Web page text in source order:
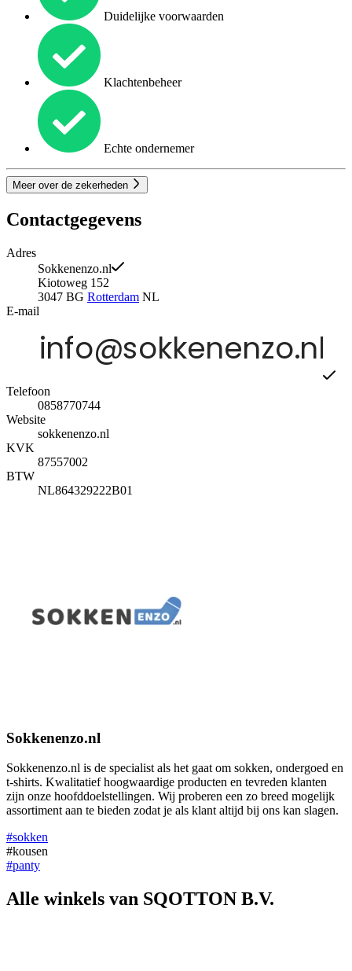
Duidelijke voorwaarden
Klachtenbeheer
Echte ondernemer
Meer over de zekerheden
Contactgegevens
Adres
Sokkenenzo.nl
Kiotoweg 152
3047 BG Rotterdam NL
E-mail
Telefoon
0858770744
Website
sokkenenzo.nl
KVK
87557002
BTW
NL864329222B01
Sokkenenzo.nl
Sokkenenzo.nl is de specialist als het gaat om sokken, ondergoed en
t-shirts. Kwalitatief hoogwaardige producten en tevreden klanten
zijn onze hoofddoelstellingen. Wij proberen een zo breed mogelijk
assortiment aan te bieden zodat je als klant altijd bij ons kan slagen.
#sokken
#kousen
#panty
Alle winkels van SQOTTON B.V.